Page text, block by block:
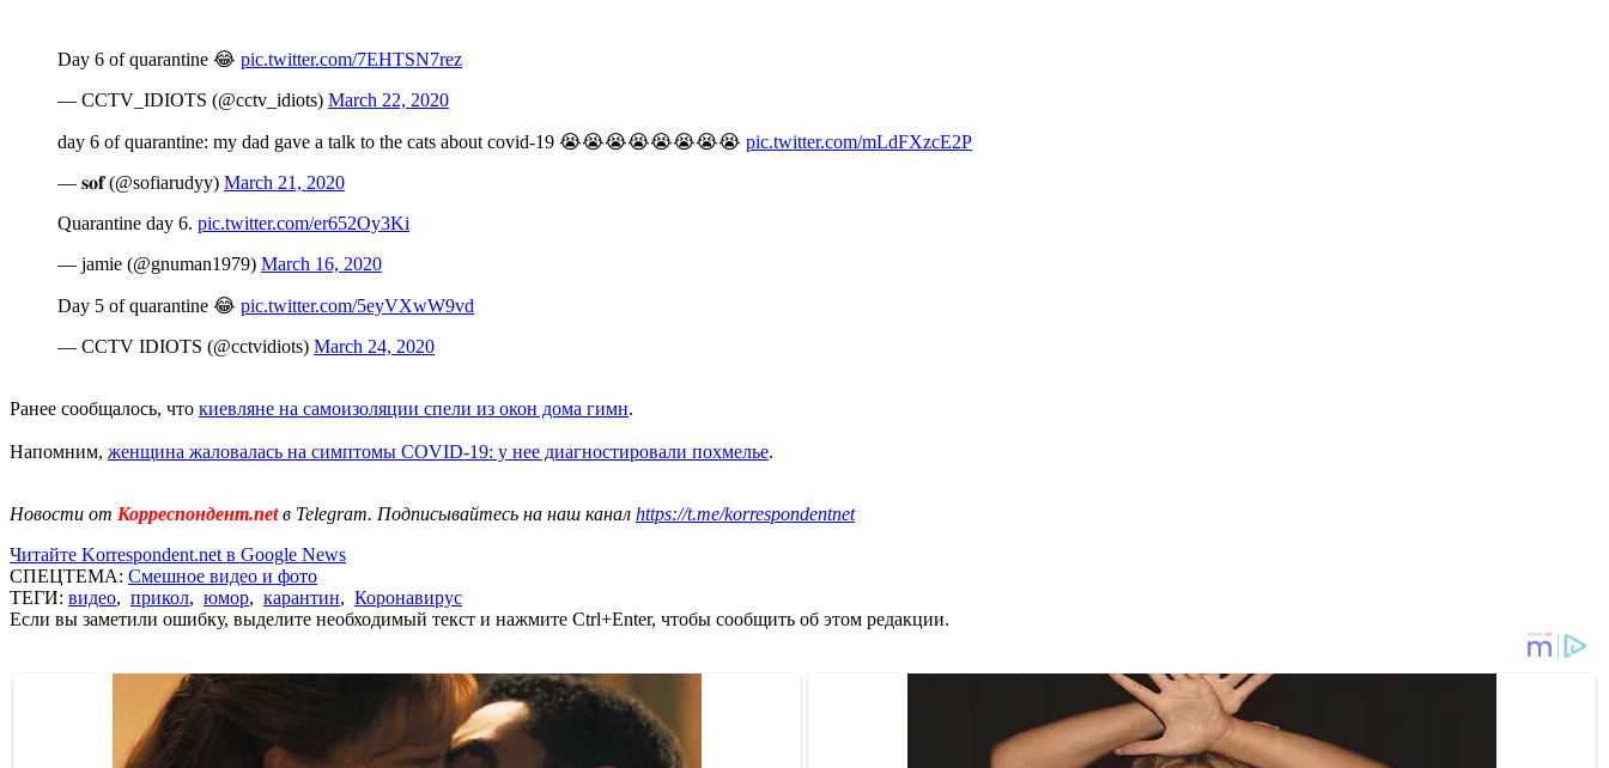
Day 6 of quarantine 😂 pic.twitter.com/7EHTSN7rez
— CCTV_IDIOTS (@cctv_idiots) March 22, 2020
day 6 of quarantine: my dad gave a talk to the cats about covid-19 😭😭😭😭😭😭😭😭 pic.twitter.com/mLdFXzcE2P
— 𝐬𝐨𝐟 (@sofiarudyy) March 21, 2020
Quarantine day 6. pic.twitter.com/er652Oy3Ki
— jamie (@gnuman1979) March 16, 2020
Day 5 of quarantine 😂 pic.twitter.com/5eyVXwW9vd
— CCTV IDIOTS (@cctvidiots) March 24, 2020
Ранее сообщалось, что киевляне на самоизоляции спели из окон дома гимн.
Напомним, женщина жаловалась на симптомы COVID-19: у нее диагностировали похмелье.
Новости от Корреспондент.netв Telegram. Подписывайтесь на наш канал https://t.me/korrespondentnet
Читайте Korrespondent.net в Google News
СПЕЦТЕМА: Смешное видео и фото
ТЕГИ: видео, прикол, юмор, карантин, Коронавирус
Если вы заметили ошибку, выделите необходимый текст и нажмите Ctrl+Enter, чтобы сообщить об этом редакции.